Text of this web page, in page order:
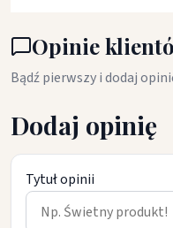
Opinie
Bądź pierwszy i dodaj
Dodaj opinię
Tytuł opinii